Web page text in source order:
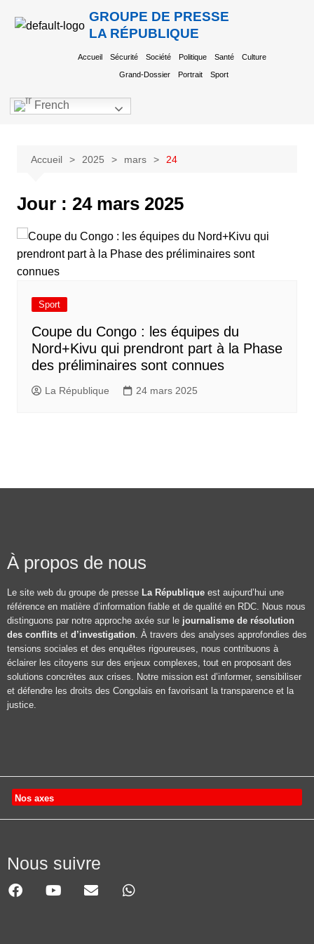
GROUPE DE PRESSE
LA RÉPUBLIQUE
Accueil Sécurité Société Politique Santé Culture
Grand-Dossier Portrait Sport
French
Accueil 2025 mars 24
Jour : 24 mars 2025
Sport
Coupe du Congo : les équipes du
Nord+Kivu qui prendront part à la Phase
des préliminaires sont connues
La République 24 mars 2025
À propos de nous
Le site web du groupe de presse La République est aujourd’hui une
référence en matière d’information fiable et de qualité en RDC. Nous nous
distinguons par notre approche axée sur le journalisme de résolution
des conflits et d’investigation. À travers des analyses approfondies des
tensions sociales et des enquêtes rigoureuses, nous contribuons à
éclairer les citoyens sur des enjeux complexes, tout en proposant des
solutions concrètes aux crises. Notre mission est d’informer, sensibiliser
et défendre les droits des Congolais en favorisant la transparence et la
justice.
Nos axes
Nous suivre